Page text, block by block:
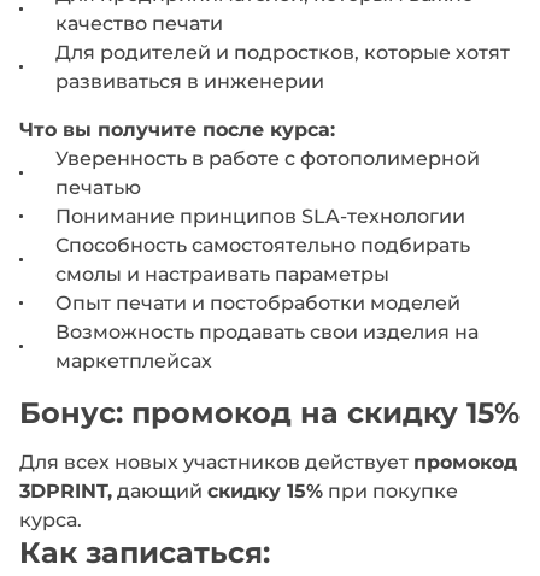
качество печати
Для родителей и подростков, которые хотят
развиваться в инженерии
Что вы получите после курса:
Уверенность в работе с фотополимерной
печатью
Понимание принципов SLA-технологии
Способность самостоятельно подбирать
смолы и настраивать параметры
Опыт печати и постобработки моделей
Возможность продавать свои изделия на
маркетплейсах
Бонус: промокод на скидку 15%
Для всех новых участников действует промокод
3DPRINT,дающий скидку 15% при покупке
курса.
Как записаться: